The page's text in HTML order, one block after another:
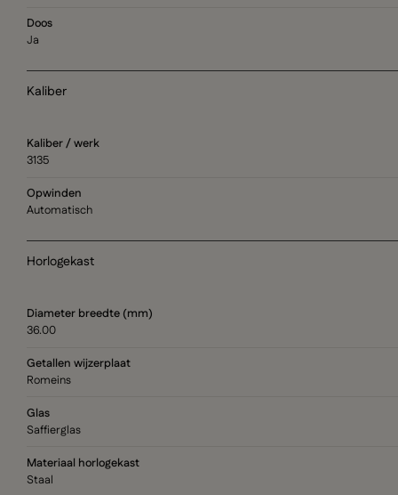
Doos
Ja
Kaliber
Kaliber / werk
3135
Opwinden
Automatisch
Horlogekast
Diameter breedte (mm)
36.00
Getallen wijzerplaat
Romeins
Glas
Saffierglas
Materiaal horlogekast
Staal